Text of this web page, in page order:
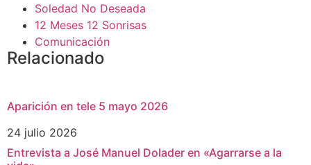
Soledad No Deseada
12 Meses 12 Sonrisas
Comunicación
Relacionado
Aparición en tele 5 mayo 2026
24 julio 2026
Entrevista a José Manuel Dolader en «Agarrarse a la